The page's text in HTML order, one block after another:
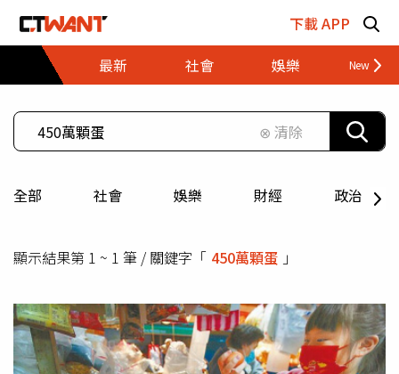
下載 APP
最新
社會 娛樂 財經
⊗ 清除
全部 社會 娛樂 財經 政治
顯示結果第 1 ~ 1 筆 / 關鍵字「 450萬顆蛋 」